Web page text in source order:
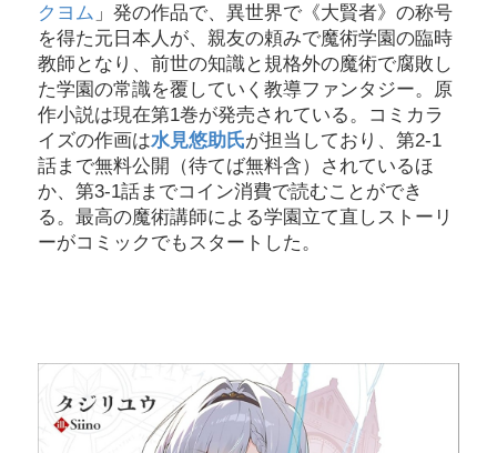
クヨム 」発の作品で、異世界で《大賢者》の称号
を得た元日本人が、親友の頼みで魔術学園の臨時
教師となり、前世の知識と規格外の魔術で腐敗し
た学園の常識を覆していく教導ファンタジー。原
作小説は現在第1巻が発売されている。コミカラ
イズの作画は水見悠助氏が担当しており、第2-1
話まで無料公開（待てば無料含）されているほ
か、第3-1話までコイン消費で読むことができ
る。最高の魔術講師による学園立て直しストーリ
ーがコミックでもスタートした。